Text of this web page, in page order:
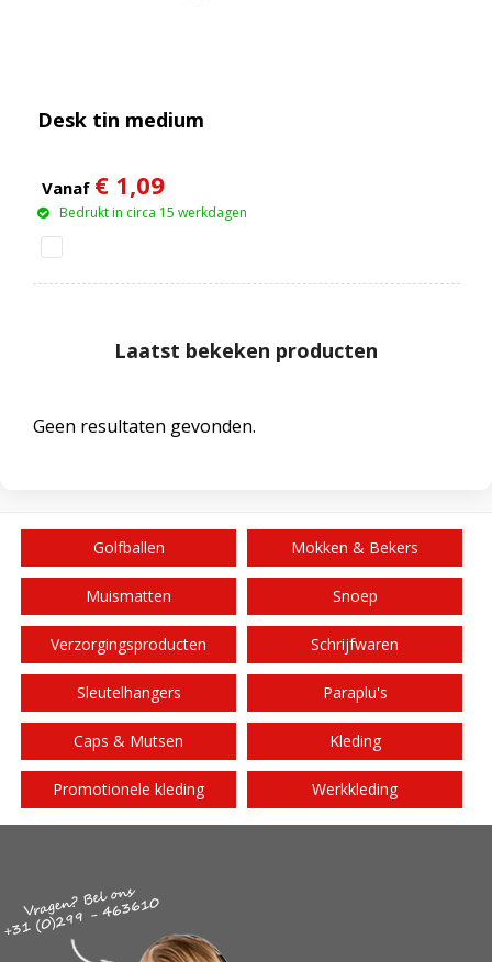
Desk tin medium
Vanaf € 1,09
Bedrukt in circa 15 werkdagen
Laatst bekeken producten
Geen resultaten gevonden.
Golfballen Mokken & Bekers
Muismatten Snoep
Verzorgingsproducten Schrijfwaren
Sleutelhangers Paraplu's
Caps & Mutsen Kleding
Promotionele kleding Werkkleding